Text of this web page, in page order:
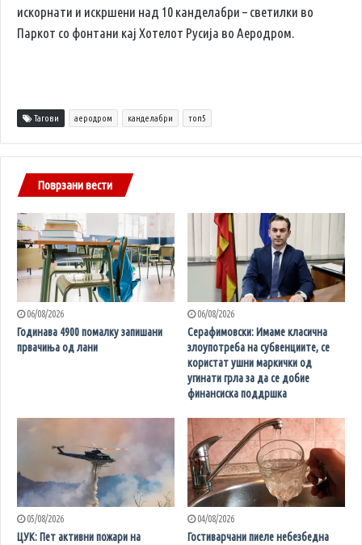
искорнати и искршени над 10 канделабри – светилки во
Паркот со фонтани кај Хотелот Русија во Аеродром.
Тагови аеродром канделабри топ5
Поврзани вести
06/08/2026
Годинава 4900 помалку запишани
првачиња од лани
06/08/2026
Серафимовски: Имаме класична
злоупотреба на субвенциите, се
користат ушни маркички од
угинати грла за да се добие
финансиска поддршка
05/08/2026
ЦУК: Пет активни пожари на
04/08/2026
Гостиварчани пиеле небезбедна